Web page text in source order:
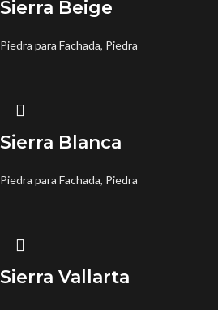
Sierra Beige
Piedra para Fachada, Piedra
Sierra Blanca
Piedra para Fachada, Piedra
Sierra Vallarta